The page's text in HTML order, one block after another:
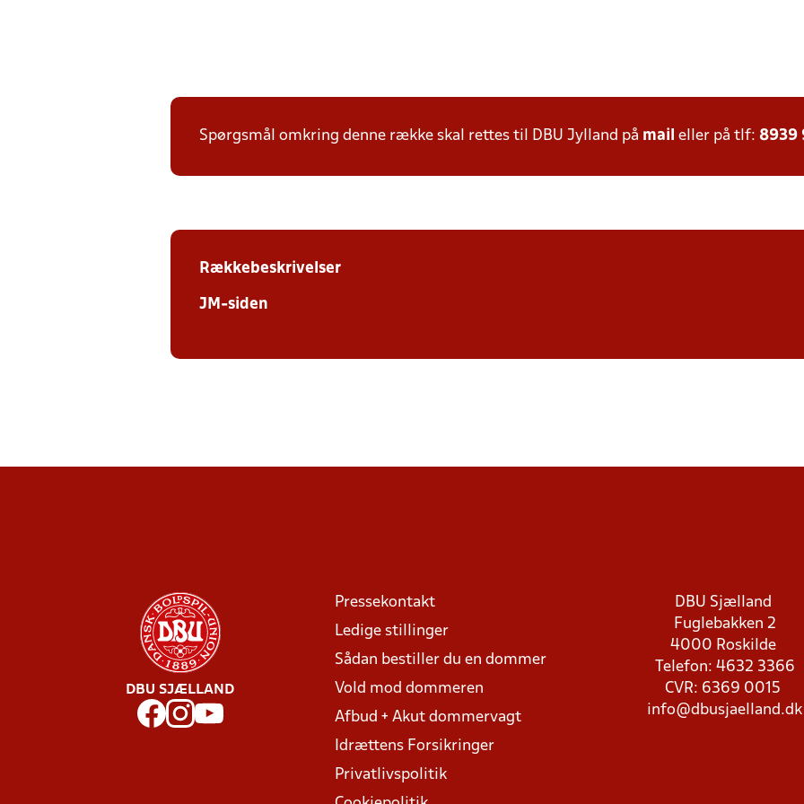
Spørgsmål omkring denne række skal rettes til DBU Jylland på mail eller på tlf: 8939
Rækkebeskrivelser
JM-siden
DBU SJÆLLAND
Pressekontakt
Ledige stillinger
Sådan bestiller du en dommer
Vold mod dommeren
Afbud + Akut dommervagt
Idrættens Forsikringer
Privatlivspolitik
DBU Sjælland
Fuglebakken 2
4000 Roskilde
Telefon: 4632 3366
CVR: 6369 0015
info@dbusjaelland.dk